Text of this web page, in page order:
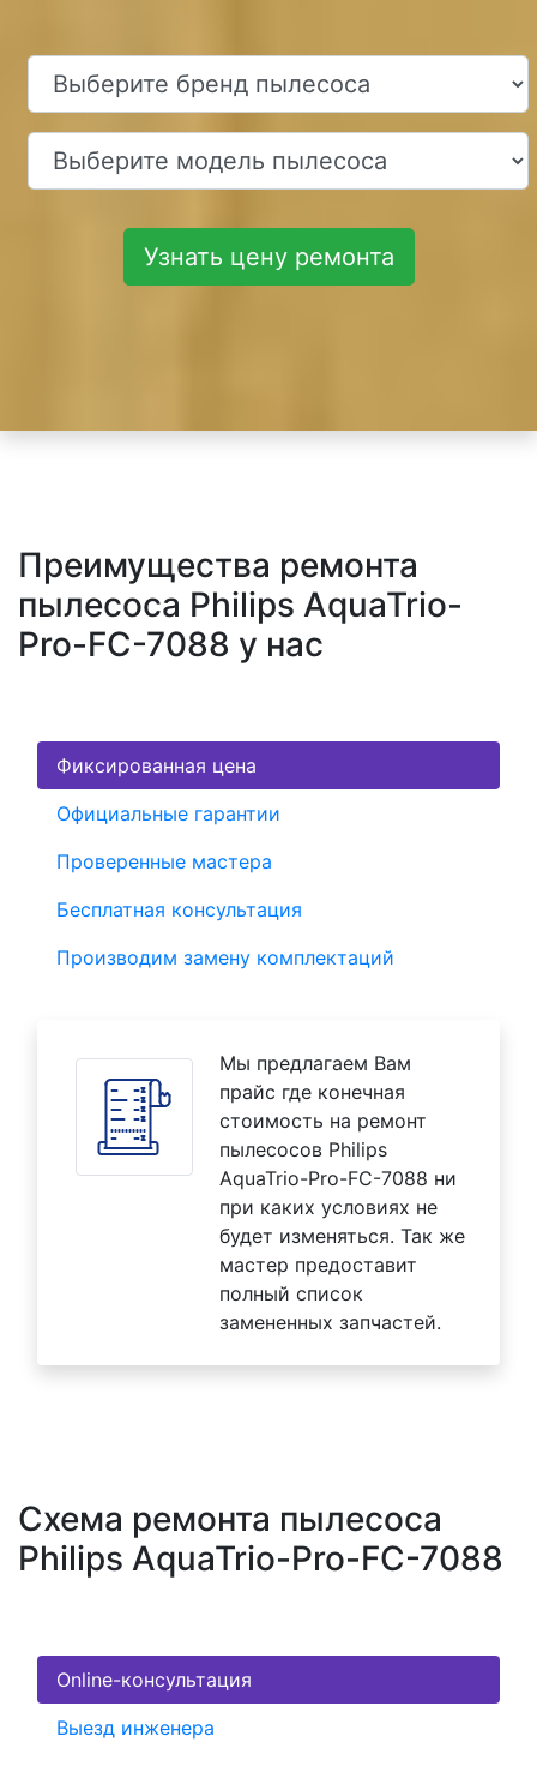
Узнать цену ремонта
Преимущества ремонта
пылесоса Philips AquaTrio-
Pro-FC-7088 у нас
Фиксированная цена
Официальные гарантии
Проверенные мастера
Бесплатная консультация
Производим замену комплектаций
Мы предлагаем Вам
прайс где конечная
стоимость на ремонт
пылесосов Philips
AquaTrio-Pro-FC-7088 ни
при каких условиях не
будет изменяться. Так же
мастер предоставит
полный список
замененных запчастей.
Схема ремонта пылесоса
Philips AquaTrio-Pro-FC-7088
Online-консультация
Выезд инженера